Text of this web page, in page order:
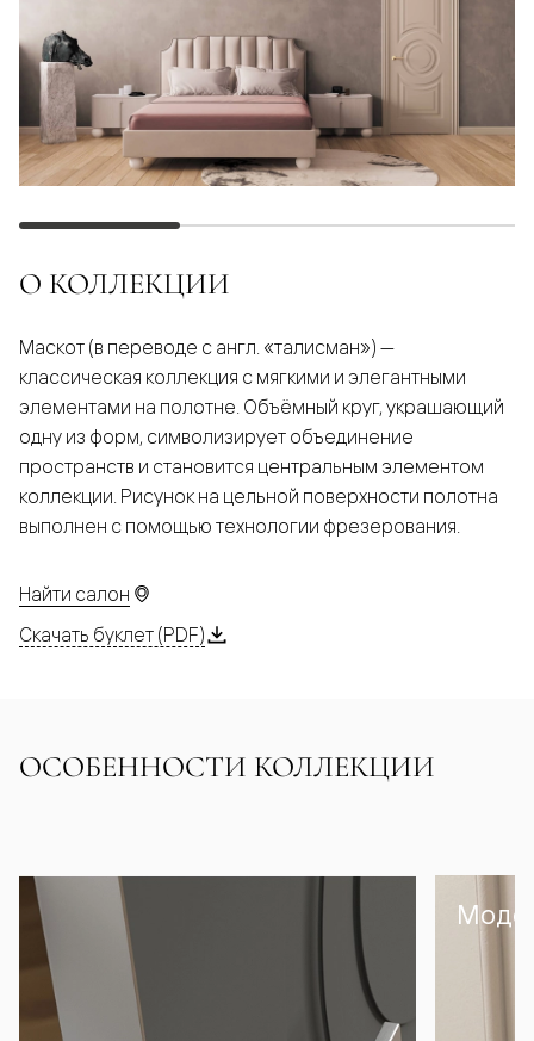
О КОЛЛЕКЦИИ
Маскот (в переводе с англ. «талисман») —
классическая коллекция с мягкими и элегантными
элементами на полотне. Объёмный круг, украшающий
одну из форм, символизирует объединение
пространств и становится центральным элементом
коллекции. Рисунок на цельной поверхности полотна
выполнен с помощью технологии фрезерования.
Найти салон
Скачать буклет (PDF)
ОСОБЕННОСТИ КОЛЛЕКЦИИ